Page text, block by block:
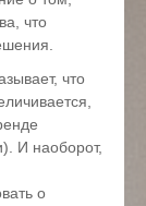
что
что
И наоборот,
о